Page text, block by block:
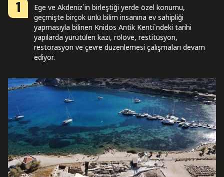
1
Ege ve Akdeniz`in birleştiği yerde özel konumu,
geçmişte birçok ünlü bilim insanına ev sahipliği
yapmasıyla bilinen Knidos Antik Kenti`ndeki tarihi
yapılarda yürütülen kazı, rölöve, restitüsyon,
restorasyon ve çevre düzenlemesi çalışmaları devam
ediyor.